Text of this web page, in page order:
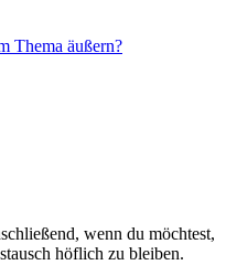
Thema äußern?
wenn du möchtest,
höflich zu bleiben.